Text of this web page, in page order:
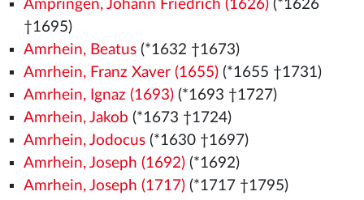
Ampringen, Johann Friedrich (1626)(*1626
†1695)
Amrhein, Beatus(*1632 †1673)
Amrhein, Franz Xaver (1655)(*1655 †1731)
Amrhein, Ignaz (1693)(*1693 †1727)
Amrhein, Jakob (*1673 †1724)
Amrhein, Jodocus(*1630 †1697)
Amrhein, Joseph (1692)(*1692)
Amrhein, Joseph (1717)(*1717 †1795)